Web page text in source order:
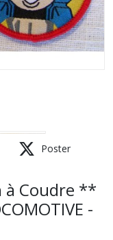
Poster
à Coudre **
-